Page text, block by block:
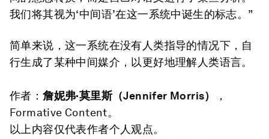
我们将其视为‘中间语’在这一系统中诞生的标志。”
简单来说，这一系统在没有人类指导的情况下，自
行生成了某种中间媒介，以更好地理解人类语言。
作者：詹妮弗·莫里斯（Jennifer Morris）
，
Formative Content。
以上内容仅代表作者个人观点。